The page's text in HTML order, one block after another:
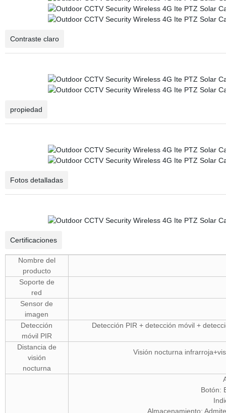
Contraste claro
propiedad
Fotos detalladas
Certificaciones
Nombre del
producto
Soporte de
red
Sensor de
imagen
Detección
móvil PIR
Detección PIR + detección móvil +
Distancia de
visión
nocturna
Visión nocturna
Botón:
Almacenamiento: